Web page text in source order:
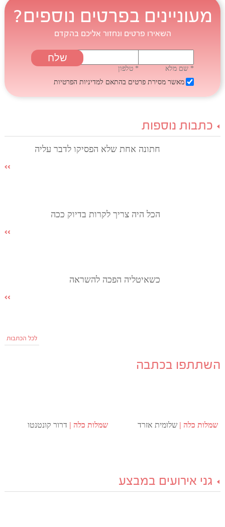
מעוניינים בפרטים נוספים?
השאירו פרטים ונחזור אליכם בהקדם
* שם מלא
* טלפון
מאשר מסירת פרטים בהתאם למדיניות הפרטיות
כתבות נוספות
חתונה אחת שלא הפסיקו לדבר עליה
הכל היה צריך לקרות בדיוק ככה
כשאיטליה הפכה להשראה
לכל הכתבות
השתתפו בכתבה
שמלות כלה שלומית אזרד שמלות כלה דרור קונטנטו
גני אירועים במבצע